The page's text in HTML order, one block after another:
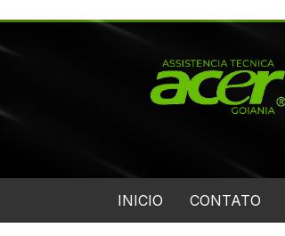
INICIO CONTATO